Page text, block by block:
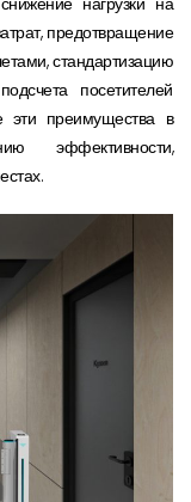
предотвращение
стандартизацию
посетителей
эти преимущества в
эффективности,